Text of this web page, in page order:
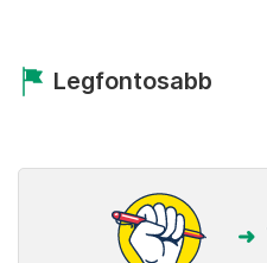
Legfontosabb